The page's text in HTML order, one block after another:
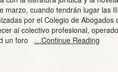
marzo, cuando tendrán lugar las
por el Colegio de Abogados
al colectivo profesional,
un foro …Continue Reading